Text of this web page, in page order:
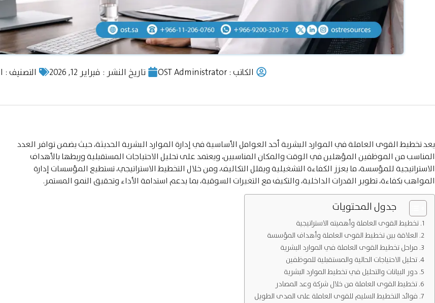
الكاتب :OST Administrator تاريخ النشر : فبراير 12, 2026 التصنيف :
يعد تخطيط القوى العاملة في الموارد البشرية أحد العوامل الأساسية في إدارة الموارد البشرية الحديثة، حيث يضمن توافر العدد
المناسب من الموظفين المؤهلين في الوقت والمكان المناسبين، ويعتمد على تحليل الاحتياجات المستقبلية وربطها بالأهداف
الاستراتيجية للمؤسسة، ما يعزز الكفاءة التشغيلية ويقلل التكاليف، ومن خلال التخطيط الاستراتيجي، تستطيع المؤسسات إدارة
المواهب بكفاءة، تطوير القدرات الداخلية، والتكيف مع التغيرات السوقية، بما يدعم استدامة الأداء وتحقيق النمو المستمر.
جدول المحتويات
تخطيط القوى العاملة وأهميته الاستراتيجية
العلاقة بين تخطيط القوى العاملة وأهداف المؤسسة
مراحل تخطيط القوى العاملة في الموارد البشرية
تحليل الاحتياجات الحالية والمستقبلية للموظفين
دور البيانات والتحليل في تخطيط الموارد البشرية
تخطيط القوى العاملة من خلال شركة وعد المصادر
فوائد التخطيط السليم للقوى العاملة على المدى الطويل